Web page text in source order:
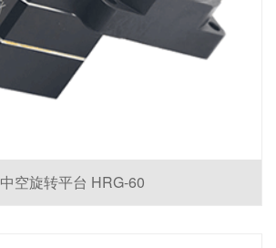
中空旋转平台 HRG-60